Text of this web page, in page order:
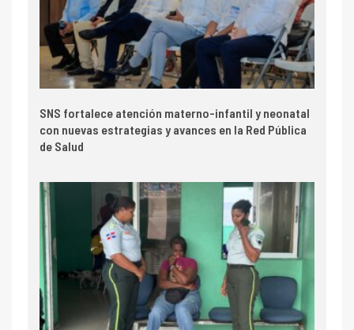
SNS fortalece atención materno-infantil y neonatal
con nuevas estrategias y avances en la Red Pública
de Salud